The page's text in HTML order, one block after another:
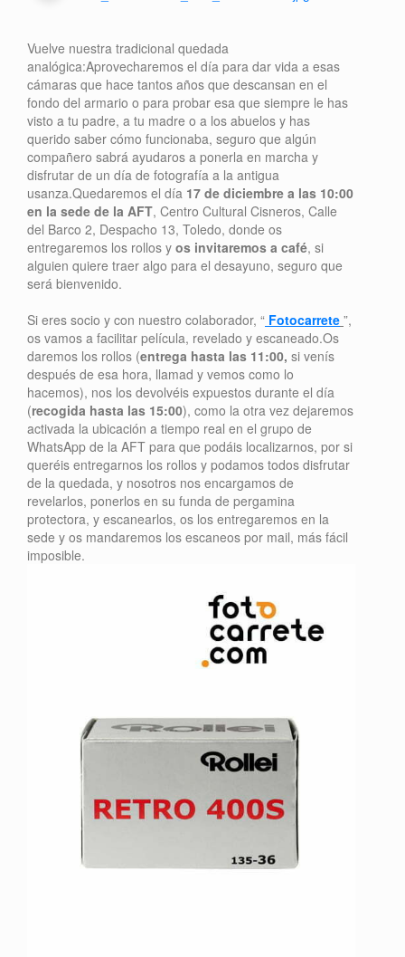
Vuelve nuestra tradicional quedada
analógica:Aprovecharemos el día para dar vida a esas
cámaras que hace tantos años que descansan en el
fondo del armario o para probar esa que siempre le has
visto a tu padre, a tu madre o a los abuelos y has
querido saber cómo funcionaba, seguro que algún
compañero sabrá ayudaros a ponerla en marcha y
disfrutar de un día de fotografía a la antigua
usanza.Quedaremos el día 17 de diciembre a las 10:00
en la sede de la AFT, Centro Cultural Cisneros, Calle
del Barco 2, Despacho 13, Toledo, donde os
entregaremos los rollos y os invitaremos a café, si
alguien quiere traer algo para el desayuno, seguro que
será bienvenido.
Si eres socio y con nuestro colaborador, “ Fotocarrete ”,
os vamos a facilitar película, revelado y escaneado.Os
daremos los rollos (entrega hasta las 11:00, si venís
después de esa hora, llamad y vemos como lo
hacemos), nos los devolvéis expuestos durante el día
(recogida hasta las 15:00), como la otra vez dejaremos
activada la ubicación a tiempo real en el grupo de
WhatsApp de la AFT para que podáis localizarnos, por si
queréis entregarnos los rollos y podamos todos disfrutar
de la quedada, y nosotros nos encargamos de
revelarlos, ponerlos en su funda de pergamina
protectora, y escanearlos, os los entregaremos en la
sede y os mandaremos los escaneos por mail, más fácil
imposible.